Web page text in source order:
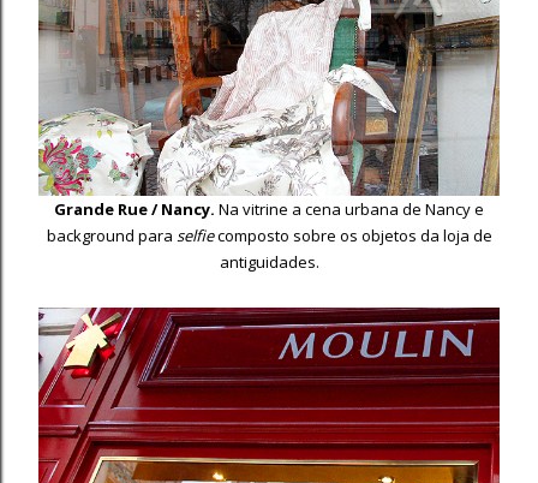
Grande Rue / Nancy. Na vitrine a cena urbana de Nancy e
background para selfiecomposto sobre os objetos da loja de
antiguidades.